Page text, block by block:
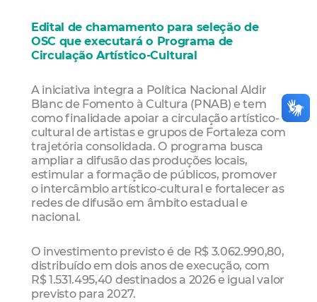
Edital de chamamento para seleção de
OSC que executará o Programa de
Circulação Artístico-Cultural
A iniciativa integra a Política Nacional Aldir
Blanc de Fomento à Cultura (PNAB) e tem
como finalidade apoiar a circulação artístico-
cultural de artistas e grupos de Fortaleza com
trajetória consolidada. O programa busca
ampliar a difusão das produções locais,
estimular a formação de públicos, promover
o intercâmbio artístico-cultural e fortalecer as
redes de difusão em âmbito estadual e
nacional.
O investimento previsto é de R$ 3.062.990,80,
distribuído em dois anos de execução, com
R$ 1.531.495,40 destinados a 2026 e igual valor
previsto para 2027.